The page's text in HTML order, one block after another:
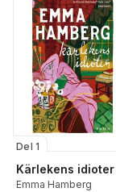
Del 1
Kärlekens idioter
Emma Hamberg